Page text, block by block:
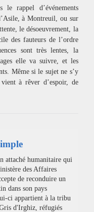
le rappel d’événements
à Montreuil, ou sur
le désoeuvrement, la
des fauteurs de l’ordre
sont très lentes, la
elle va suivre, et les
Même si le sujet ne s’y
à rêver d’espoir, de
attaché humanitaire qui
des Affaires
de reconduire un
dans son pays
ci appartient à la tribu
d'Irghiz, réfugiés